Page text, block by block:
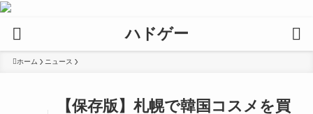
ハドゲー
ホーム ニュース
【保存版】札幌で韓国コスメを買